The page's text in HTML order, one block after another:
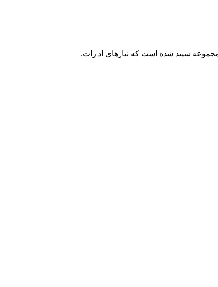
نصیب مجموعه سپید شده است که نیازهای ادارات.